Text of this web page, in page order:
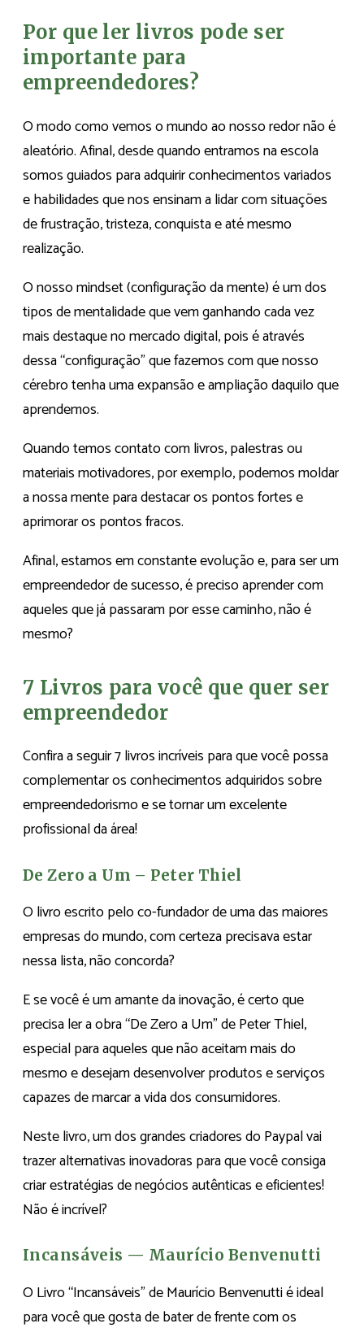
Por que ler livros pode ser
importante para
empreendedores?
O modo como vemos o mundo ao nosso redor não é
aleatório. Afinal, desde quando entramos na escola
somos guiados para adquirir conhecimentos variados
e habilidades que nos ensinam a lidar com situações
de frustração, tristeza, conquista e até mesmo
realização.
O nosso mindset (configuração da mente) é um dos
tipos de mentalidade que vem ganhando cada vez
mais destaque no mercado digital, pois é através
dessa “configuração” que fazemos com que nosso
cérebro tenha uma expansão e ampliação daquilo que
aprendemos.
Quando temos contato com livros, palestras ou
materiais motivadores, por exemplo, podemos moldar
a nossa mente para destacar os pontos fortes e
aprimorar os pontos fracos.
Afinal, estamos em constante evolução e, para ser um
empreendedor de sucesso, é preciso aprender com
aqueles que já passaram por esse caminho, não é
mesmo?
7 Livros para você que quer ser
empreendedor
Confira a seguir 7 livros incríveis para que você possa
complementar os conhecimentos adquiridos sobre
empreendedorismo e se tornar um excelente
profissional da área!
De Zero a Um – Peter Thiel
O livro escrito pelo co-fundador de uma das maiores
empresas do mundo, com certeza precisava estar
nessa lista, não concorda?
E se você é um amante da inovação, é certo que
precisa ler a obra “De Zero a Um” de Peter Thiel,
especial para aqueles que não aceitam mais do
mesmo e desejam desenvolver produtos e serviços
capazes de marcar a vida dos consumidores.
Neste livro, um dos grandes criadores do Paypal vai
trazer alternativas inovadoras para que você consiga
criar estratégias de negócios autênticas e eficientes!
Não é incrível?
Incansáveis — Maurício Benvenutti
O Livro “Incansáveis” de Maurício Benvenutti é ideal
para você que gosta de bater de frente com os